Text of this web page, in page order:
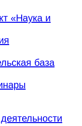
«Наука и
база